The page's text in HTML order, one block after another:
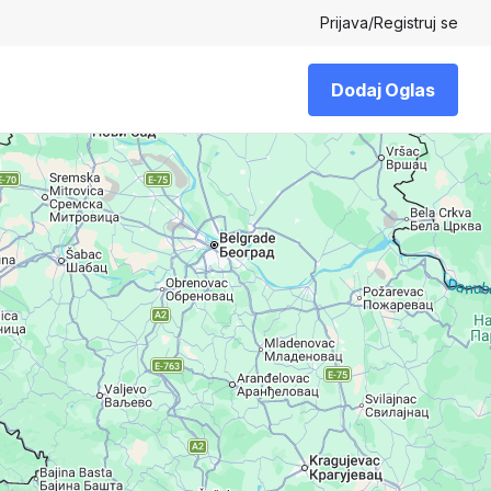
Prijava/Registruj se
Dodaj Oglas